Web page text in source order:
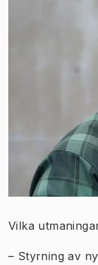
Vilka
– Styrning av